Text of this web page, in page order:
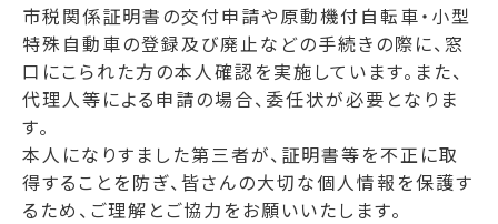
市税関係証明書の交付申請や原動機付自転車・小型
特殊自動車の登録及び廃止などの手続きの際に、窓
口にこられた方の本人確認を実施しています。また、
代理人等による申請の場合、委任状が必要となりま
す。
本人になりすました第三者が、証明書等を不正に取
得することを防ぎ、皆さんの大切な個人情報を保護す
るため、ご理解とご協力をお願いいたします。